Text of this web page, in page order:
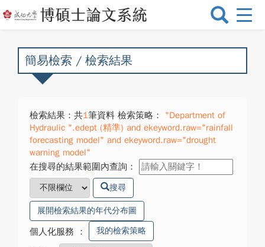
選
換
簡易檢索 / 檢索結果
檢索結果：共1筆資料 檢索策略：
"Department of
Hydraulic ".edept (精準) and ekeyword.raw="rainfall
forecasting model" and ekeyword.raw="drought
warning model"
在搜尋的結果範圍內查詢：
搜尋
展開檢索結果的年代分布圖
個人化服務 ： 我的檢索策略